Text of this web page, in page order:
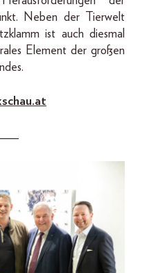
Neben der Tierwelt
ist auch diesmal
Element der großen